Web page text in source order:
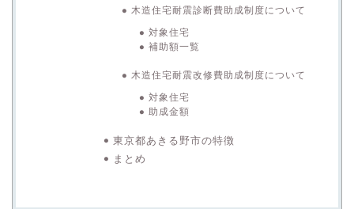
木造住宅耐震診断費助成制度について
対象住宅
補助額一覧
木造住宅耐震改修費助成制度について
対象住宅
助成金額
東京都あきる野市の特徴
まとめ